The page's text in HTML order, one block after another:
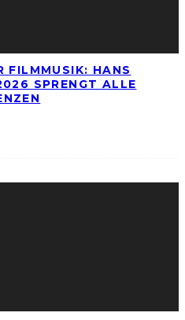
FILMMUSIK: HANS
SPRENGT ALLE